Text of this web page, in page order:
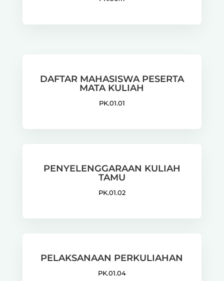
DAFTAR MAHASISWA PESERTA
MATA KULIAH
PK.01.01
PENYELENGGARAAN KULIAH
TAMU
PK.01.02
PELAKSANAAN PERKULIAHAN
PK.01.04